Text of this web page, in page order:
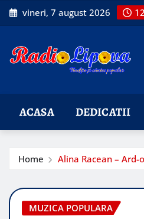
Skip
to
vineri, 7 august 2026
ACASA DEDICATII
Home Alina Racean – Ard-
MUZICA POPULARA